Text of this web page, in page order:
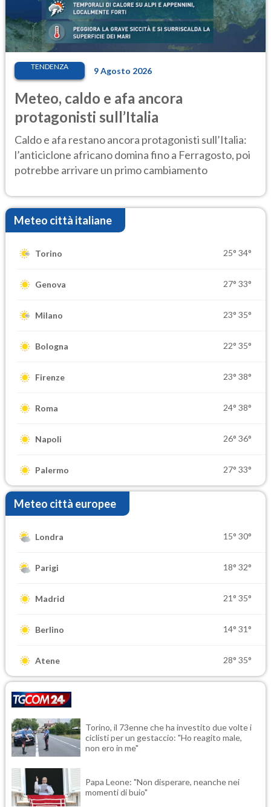
TENDENZA 9 Agosto 2026
Meteo, caldo e afa ancora
protagonisti sull’Italia
Caldo e afa restano ancora protagonisti sull’Italia:
l’anticiclone africano domina fino a Ferragosto, poi
potrebbe arrivare un primo cambiamento
Meteo città italiane
Torino 25° 34°
Genova 27° 33°
Milano 23° 35°
Bologna 22° 35°
Firenze 23° 38°
Roma 24° 38°
Napoli 26° 36°
Palermo 27° 33°
Meteo città europee
Londra 15° 30°
Parigi 18° 32°
Madrid 21° 35°
Berlino 14° 31°
Atene 28° 35°
Torino, il 73enne che ha investito due volte i
ciclisti per un gestaccio: "Ho reagito male,
non ero in me"
Papa Leone: "Non disperare, neanche nei
momenti di buio"